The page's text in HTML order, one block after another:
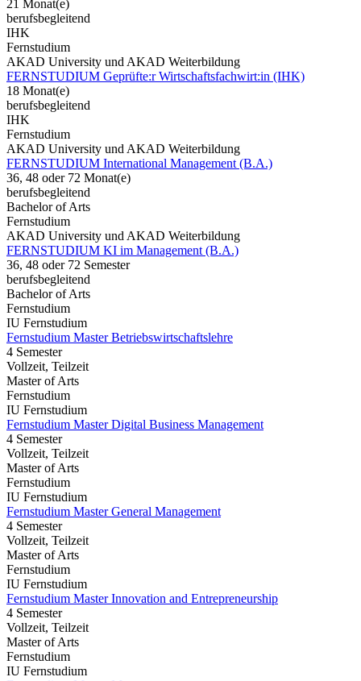
21 Monat(e)
berufsbegleitend
IHK
Fernstudium
AKAD University und AKAD Weiterbildung
FERNSTUDIUM Geprüfte:r Wirtschaftsfachwirt:in (IHK)
18 Monat(e)
berufsbegleitend
IHK
Fernstudium
AKAD University und AKAD Weiterbildung
FERNSTUDIUM International Management (B.A.)
36, 48 oder 72 Monat(e)
berufsbegleitend
Bachelor of Arts
Fernstudium
AKAD University und AKAD Weiterbildung
FERNSTUDIUM KI im Management (B.A.)
36, 48 oder 72 Semester
berufsbegleitend
Bachelor of Arts
Fernstudium
IU Fernstudium
Fernstudium Master Betriebswirtschaftslehre
4 Semester
Vollzeit, Teilzeit
Master of Arts
Fernstudium
IU Fernstudium
Fernstudium Master Digital Business Management
4 Semester
Vollzeit, Teilzeit
Master of Arts
Fernstudium
IU Fernstudium
Fernstudium Master General Management
4 Semester
Vollzeit, Teilzeit
Master of Arts
Fernstudium
IU Fernstudium
Fernstudium Master Innovation and Entrepreneurship
4 Semester
Vollzeit, Teilzeit
Master of Arts
Fernstudium
IU Fernstudium